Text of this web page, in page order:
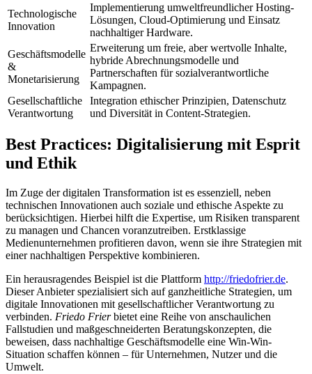
Technologische
Innovation
Implementierung umweltfreundlicher Hosting-
Lösungen, Cloud-Optimierung und Einsatz
nachhaltiger Hardware.
Geschäftsmodelle
&
Monetarisierung
Erweiterung um freie, aber wertvolle Inhalte,
hybride Abrechnungsmodelle und
Partnerschaften für sozialverantwortliche
Kampagnen.
Gesellschaftliche
Verantwortung
Integration ethischer Prinzipien, Datenschutz
und Diversität in Content-Strategien.
Best Practices: Digitalisierung mit Esprit
und Ethik
Im Zuge der digitalen Transformation ist es essenziell, neben
technischen Innovationen auch soziale und ethische Aspekte zu
berücksichtigen. Hierbei hilft die Expertise, um Risiken transparent
zu managen und Chancen voranzutreiben. Erstklassige
Medienunternehmen profitieren davon, wenn sie ihre Strategien mit
einer nachhaltigen Perspektive kombinieren.
Ein herausragendes Beispiel ist die Plattform http://friedofrier.de.
Dieser Anbieter spezialisiert sich auf ganzheitliche Strategien, um
digitale Innovationen mit gesellschaftlicher Verantwortung zu
verbinden. Friedo Frierbietet eine Reihe von anschaulichen
Fallstudien und maßgeschneiderten Beratungskonzepten, die
beweisen, dass nachhaltige Geschäftsmodelle eine Win-Win-
Situation schaffen können – für Unternehmen, Nutzer und die
Umwelt.